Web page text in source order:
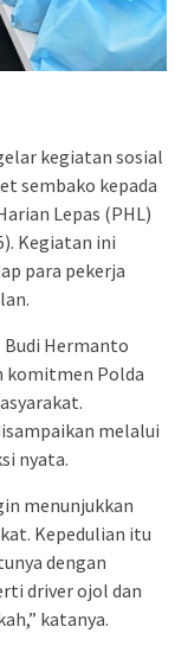
kegiatan sosial
sembako kepada
Lepas (PHL)
Kegiatan ini
para pekerja
Budi Hermanto
komitmen Polda
melalui
nyata.
menunjukkan
Kepedulian itu
dengan
driver ojol dan
katanya.